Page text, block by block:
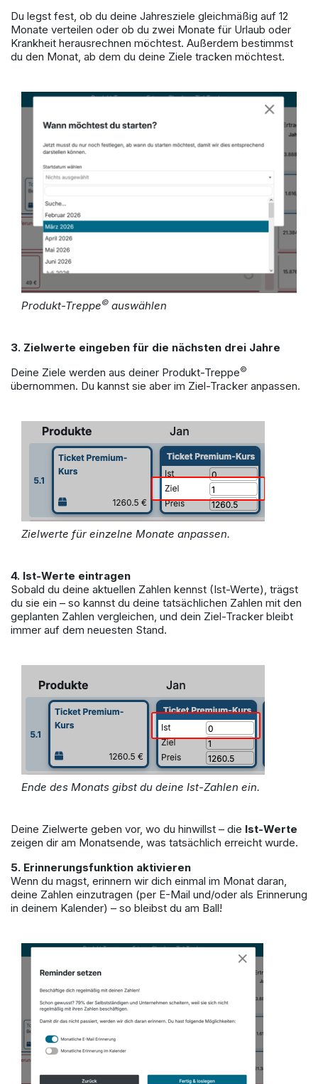
Du legst fest, ob du deine Jahresziele gleichmäßig auf 12
Monate verteilen oder ob du zwei Monate für Urlaub oder
Krankheit herausrechnen möchtest. Außerdem bestimmst
du den Monat, ab dem du deine Ziele tracken möchtest.
Produkt-Treppe© auswählen
3. Zielwerte eingeben für die nächsten drei Jahre
Deine Ziele werden aus deiner Produkt-Treppe©
übernommen. Du kannst sie aber im Ziel-Tracker anpassen.
Zielwerte für einzelne Monate anpassen.
4. Ist-Werte eintragen
Sobald du deine aktuellen Zahlen kennst (Ist-Werte), trägst
du sie ein – so kannst du deine tatsächlichen Zahlen mit den
geplanten Zahlen vergleichen, und dein Ziel-Tracker bleibt
immer auf dem neuesten Stand.
Ende des Monats gibst du deine Ist-Zahlen ein.
Deine Zielwerte geben vor, wo du hinwillst – die Ist-Werte
zeigen dir am Monatsende, was tatsächlich erreicht wurde.
5. Erinnerungsfunktion aktivieren
Wenn du magst, erinnern wir dich einmal im Monat daran,
deine Zahlen einzutragen (per E-Mail und/oder als Erinnerung
in deinem Kalender) – so bleibst du am Ball!